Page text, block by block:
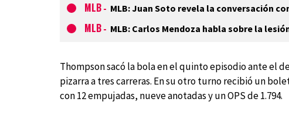
MLB - MLB: Juan Soto revela la conversación
MLB - MLB: Carlos Mendoza habla sobre la
Thompson sacó la bola en el quinto episodio ante el
pizarra a tres carreras. En su otro turno recibió un
con 12 empujadas, nueve anotadas y un OPS de 1.794.